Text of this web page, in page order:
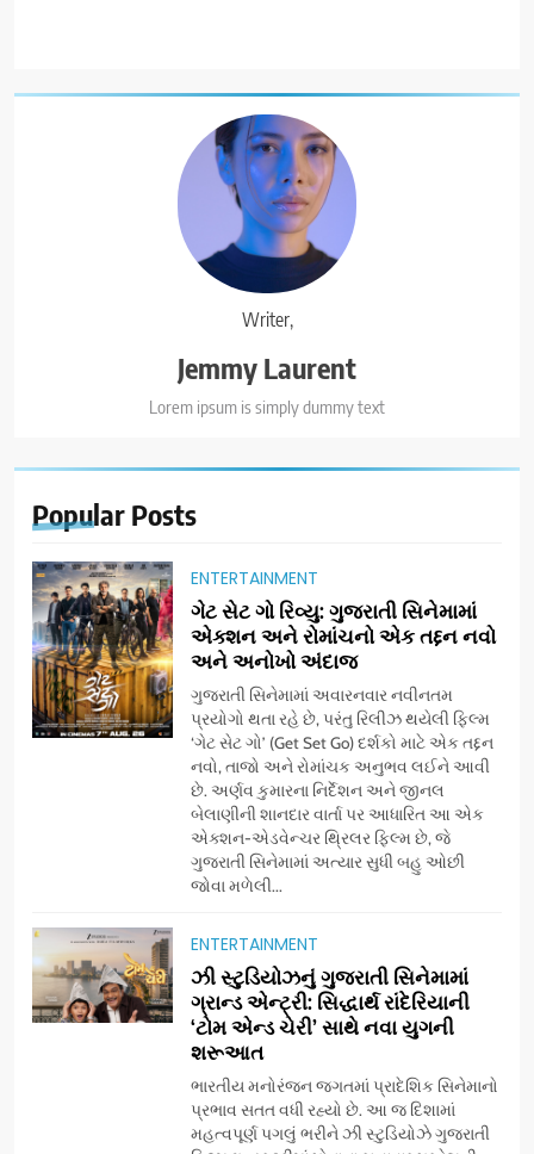
Writer,
Jemmy Laurent
Lorem ipsum is simply dummy text
Popular Posts
ENTERTAINMENT
ગેટ સેટ ગો રિવ્યુ: ગુજરાતી સિનેમામાં
એક્શન અને રોમાંચનો એક તદ્દન નવો
અને અનોખો અંદાજ
ગુજરાતી સિનેમામાં અવારનવાર નવીનતમ
પ્રયોગો થતા રહે છે, પરંતુ રિલીઝ થયેલી ફિલ્મ
‘ગેટ સેટ ગો’ (Get Set Go) દર્શકો માટે એક તદ્દન
નવો, તાજો અને રોમાંચક અનુભવ લઈને આવી
છે. અર્ણવ કુમારના નિર્દેશન અને જીનલ
બેલાણીની શાનદાર વાર્તા પર આધારિત આ એક
એક્શન-એડવેન્ચર થ્રિલર ફિલ્મ છે, જે
ગુજરાતી સિનેમામાં અત્યાર સુધી બહુ ઓછી
જોવા મળેલી...
ENTERTAINMENT
ઝી સ્ટુડિયોઝનું ગુજરાતી સિનેમામાં
ગ્રાન્ડ એન્ટ્રી: સિદ્ધાર્થ રાંદેરિયાની
‘ટોમ એન્ડ ચેરી’ સાથે નવા યુગની
શરૂઆત
ભારતીય મનોરંજન જગતમાં પ્રાદેશિક સિનેમાનો
પ્રભાવ સતત વધી રહ્યો છે. આ જ દિશામાં
મહત્વપૂર્ણ પગલું ભરીને ઝી સ્ટુડિયોઝે ગુજરાતી
5
ડો. મિતાલી નાગ (આર્ક ઇવેન્ટ્સ)
દ્વારા કિશોર કુમારની જન્મજયંતિ
નિમિત્તે સંગીતમય શ્રદ્ધાંજલિ
AHMEDABAD